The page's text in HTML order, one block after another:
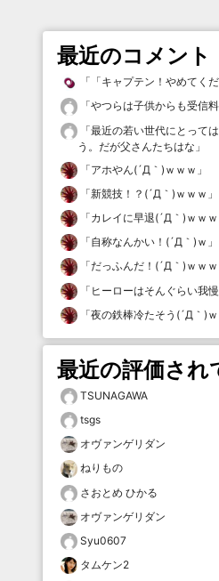
最近のコメント
「 「キャプテン！やめてくだ
「やつらは子供からも受信
「最近の若い世代にとって
う。だが父さんたちはな 」
「アホやん(´Д｀)ｗｗｗ 」
「新競技！？(´Д｀)ｗｗｗ 」
「カレイに早退(´Д｀)ｗｗｗ
「自称なんかい！(´Д｀)ｗ 」
「だっふんだ！(´Д｀)ｗｗｗ
「 ヒーローはそんぐらい我
「夜の鉄棒冷たそう(´Д｀)ｗ
最近の評価され
TSUNAGAWA
tsgs
オヴァンゲリダン
ねりもの
さおとめ ひかる
オヴァンゲリダン
Syu0607
タムケン2